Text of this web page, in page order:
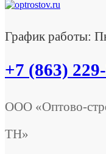
График работы:
+7 (863)
ООО «Оптово-
ТН»